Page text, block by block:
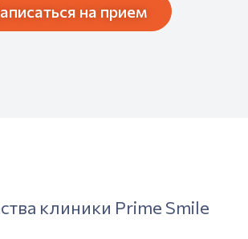
на прием
клиники Prime Smile